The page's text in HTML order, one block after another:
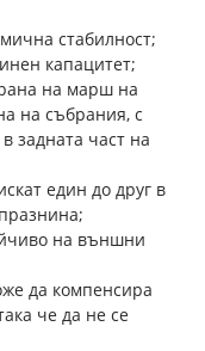
стабилност;
капацитет;
на марш на
на събрания, с
задната част на
един до друг в
на външни
да компенсира
че да не се